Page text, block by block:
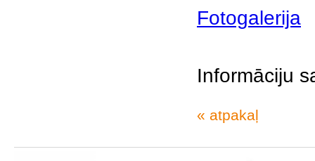
Fotogalerija
Informāciju
« atpakaļ